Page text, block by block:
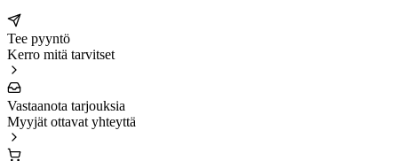
Tee pyyntö
Kerro mitä tarvitset
Vastaanota tarjouksia
Myyjät ottavat yhteyttä